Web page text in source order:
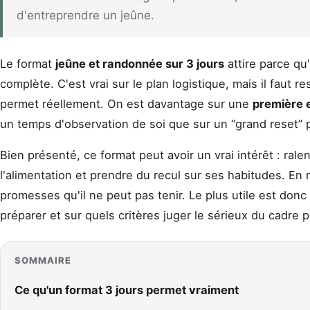
d'entreprendre un jeûne.
Le format jeûne et randonnée sur 3 jours attire parce
complète. C'est vrai sur le plan logistique, mais il faut
permet réellement. On est davantage sur une première
un temps d'observation de soi que sur un “grand reset”
Bien présenté, ce format peut avoir un vrai intérêt :
l'alimentation et prendre du recul sur ses habitudes.
promesses qu'il ne peut pas tenir. Le plus utile est
préparer et sur quels critères juger le sérieux du cadre
SOMMAIRE
Ce qu'un format 3 jours permet vraiment